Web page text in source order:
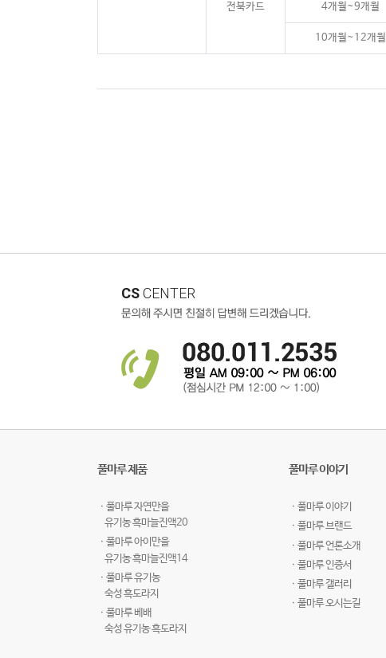
전북카드 4개월~9개월
10개월~12개월
CSCENTER
풀마루 제품
ㆍ풀마루 자연만을
유기농 흑마늘진액20
ㆍ풀마루 아이만을
유기농 흑마늘진액14
ㆍ풀마루 유기농
숙성 흑도라지
ㆍ풀마루 베배
숙성 유기농 흑도라지
풀마루 이야기
ㆍ풀마루 이야기
ㆍ풀마루 브랜드
ㆍ풀마루 언론소개
ㆍ풀마루 인증서
ㆍ풀마루 갤러리
ㆍ풀마루 오시는길